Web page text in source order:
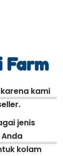
Farm
kami
jenis
kolam